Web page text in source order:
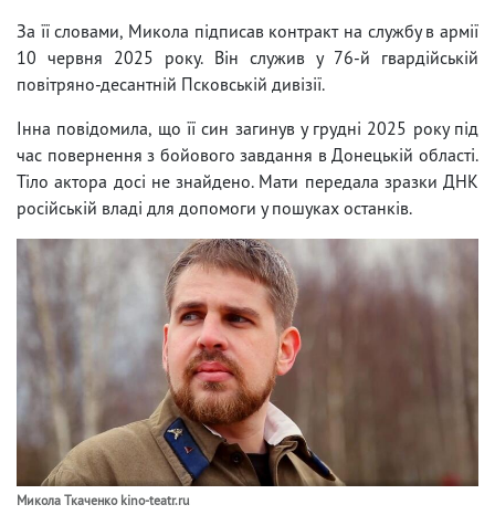
За її словами, Микола підписав контракт на службу в армії
10 червня 2025 року. Він служив у 76-й гвардійській
повітряно-десантній Псковській дивізії.
Інна повідомила, що її син загинув у грудні 2025 року під
час повернення з бойового завдання в Донецькій області.
Тіло актора досі не знайдено. Мати передала зразки ДНК
російській владі для допомоги у пошуках останків.
Микола Ткаченко kino-teatr.ru